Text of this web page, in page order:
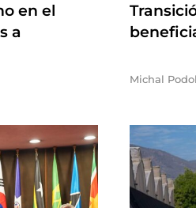
en el
a
Michal